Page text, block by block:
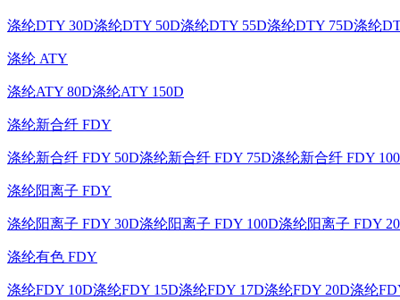
涤纶DTY 30D涤纶DTY 50D涤纶DTY 55D涤纶DTY 75D涤纶
涤纶 ATY
涤纶ATY 80D涤纶ATY 150D
涤纶新合纤 FDY
涤纶新合纤 FDY 50D涤纶新合纤 FDY 75D涤纶新合纤 FDY
涤纶阳离子 FDY
涤纶阳离子 FDY 30D涤纶阳离子 FDY 100D涤纶阳离子 FDY
涤纶有色 FDY
涤纶FDY 10D涤纶FDY 15D涤纶FDY 17D涤纶FDY 20D涤纶